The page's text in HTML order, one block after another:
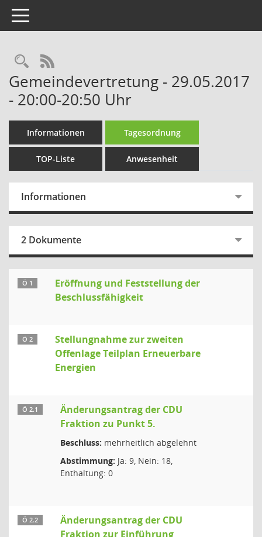
Toggle navigation
Rechercheauswahl
RSS-Feed
Gemeindevertretung - 29.05.2017
- 20:00-20:50 Uhr
Informationen Tagesordnung
TOP-Liste Anwesenheit
Informationen
2 Dokumente
Ö 1
Eröffnung und Feststellung der
Beschlussfähigkeit
Ö 2
Stellungnahme zur zweiten
Offenlage Teilplan Erneuerbare
Energien
Ö 2.1
Änderungsantrag der CDU
Fraktion zu Punkt 5.
Beschluss: mehrheitlich abgelehnt
Abstimmung: Ja: 9, Nein: 18,
Enthaltung: 0
Ö 2.2
Änderungsantrag der CDU
Fraktion zur Einführung